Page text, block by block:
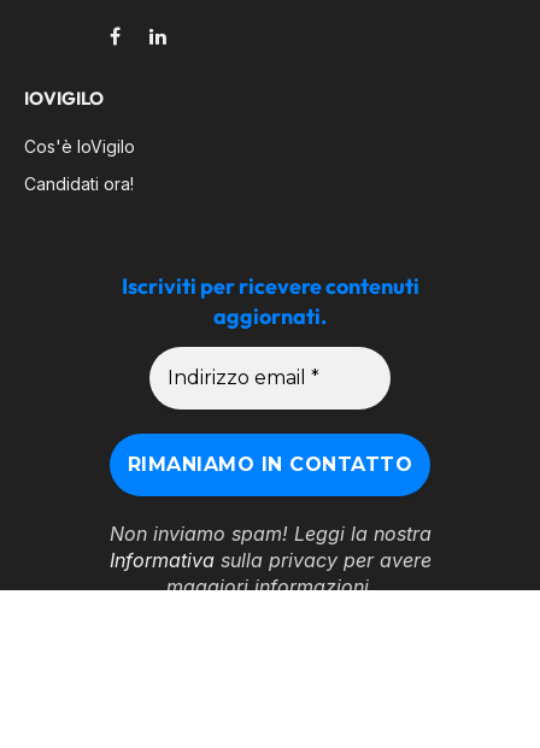
FacebookLinkedIn
IOVIGILO
Cos'è IoVigilo
Candidati ora!
Iscriviti per ricevere contenuti
aggiornati.
Non inviamo spam! Leggi la nostra
Informativasulla privacy per avere
maggiori informazioni.